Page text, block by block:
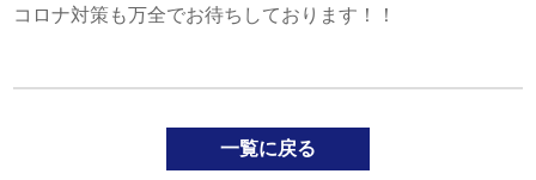
コロナ対策も万全でお待ちしております！！
一覧に戻る